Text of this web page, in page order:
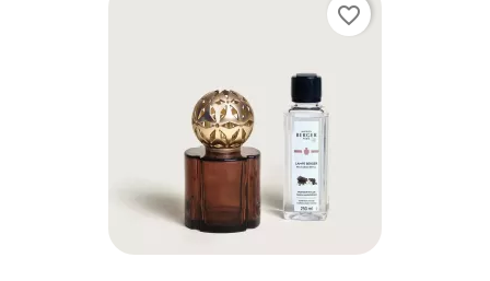
favorite_border